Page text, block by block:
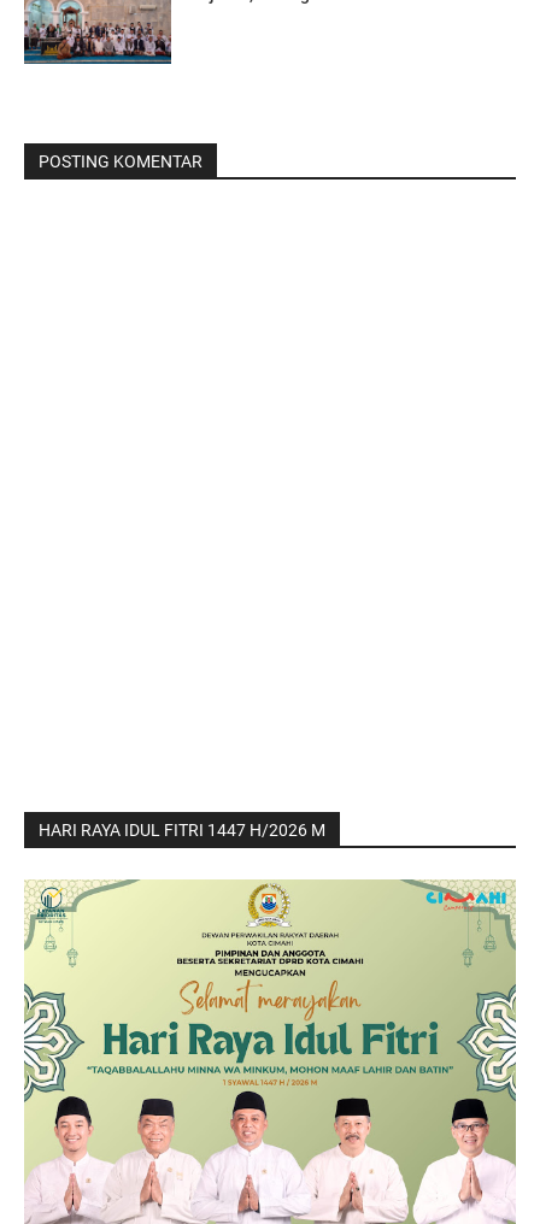
POSTING KOMENTAR
HARI RAYA IDUL FITRI 1447 H/2026 M